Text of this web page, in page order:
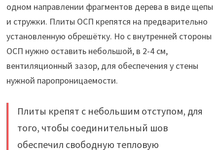
одном направлении фрагментов дерева в виде щепы
и стружки. Плиты ОСП крепятся на предварительно
установленную обрешётку. Но с внутренней стороны
ОСП нужно оставить небольшой, в 2-4 см,
вентиляционный зазор, для обеспечения у стены
нужной паропроницаемости.
Плиты крепят с небольшим отступом, для
того, чтобы соединительный шов
обеспечил свободную тепловую